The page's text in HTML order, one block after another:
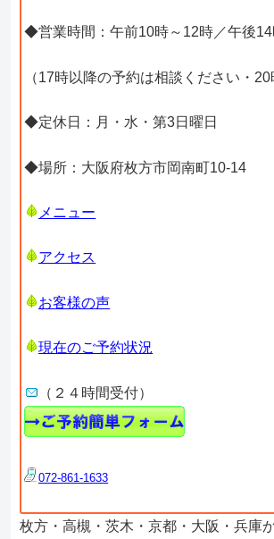
◆営業時間：午前10時～12時／午後
（17時以降の予約は相談ください・20
◆定休日：月・水・第3日曜日
◆場所：大阪府枚方市岡南町10-14
メニュー
アクセス
お客様の声
現在のご予約状況
（２４時間受付）
072-861-1633
枚方・高槻・茨木・京都・大阪・兵庫